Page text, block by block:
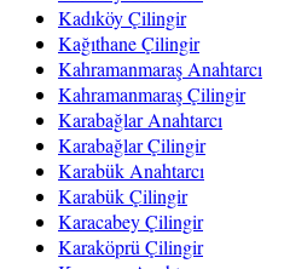
Kadıköy Çilingir
Kağıthane Çilingir
Kahramanmaraş Anahtarcı
Kahramanmaraş Çilingir
Karabağlar Anahtarcı
Karabağlar Çilingir
Karabük Anahtarcı
Karabük Çilingir
Karacabey Çilingir
Karaköprü Çilingir